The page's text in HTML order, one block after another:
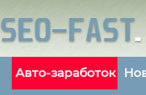
Авто-заработок